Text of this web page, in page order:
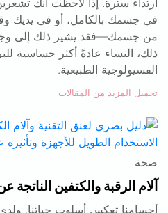
في جسمك بالكامل، أو في يديك
من جسمك—فقد يشير ذلك إلى
ذلك، النساء عادةً أكثر حساسية
الفسيولوجية الطبيعية.
تحميل المزيد من المقالات
صحة
آلام الرقبة والكتفين الناتجة
أجسامنا تعكس أسلوب حياتنا.